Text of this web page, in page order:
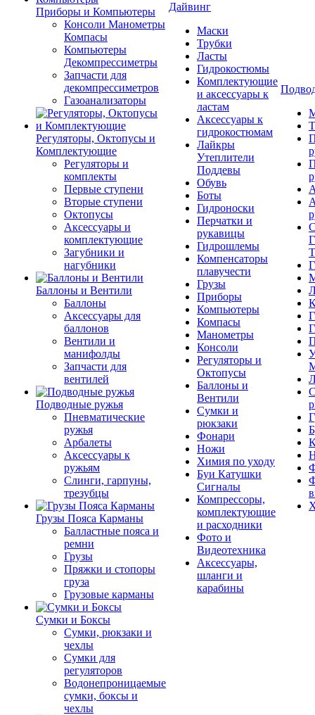
Приборы и Компьютеры
Консоли Манометры
Компасы
Компьютеры
Декомпрессиметры
Запчасти для
декомпрессиметров
Газоанализаторы
Регуляторы, Октопусы и
Комплектующие
Регуляторы и
комплекты
Первые ступени
Вторые ступени
Октопусы
Аксессуары и
комплектующие
Загубники и
нагубники
Баллоны и Вентили
Баллоны
Аксессуары для
баллонов
Вентили и
манифолды
Запчасти для
вентилей
Подводные ружья
Пневматические
ружья
Арбалеты
Аксессуары к
ружьям
Слинги, гарпуны,
трезубцы
Грузы Пояса Карманы
Балластные пояса и
ремни
Грузы
Пряжки и стопоры
груза
Грузовые карманы
Сумки и Боксы
Сумки, рюкзаки и
чехлы
Сумки для
регуляторов
Водонепроницаемые
сумки, боксы и
чехлы
Дайвинг
Маски
Трубки
Ласты
Гидрокостюмы
Комплектующие
и аксессуары к
ластам
Аксессуары к
гидрокостюмам
Лайкры
Утеплители
Поддевы
Обувь
Боты
Гидроноски
Перчатки и
рукавицы
Гидрошлемы
Компенсаторы
плавучести
Грузы
Приборы
Компьютеры
Компасы
Манометры
Консоли
Регуляторы и
Октопусы
Баллоны и
Вентили
Сумки и
рюкзаки
Фонари
Ножи
Химия по уходу
Буи Катушки
Сигналы
Компрессоры,
комплектующие
и расходники
Фото и
Видеотехника
Аксессуары,
шланги и
карабины